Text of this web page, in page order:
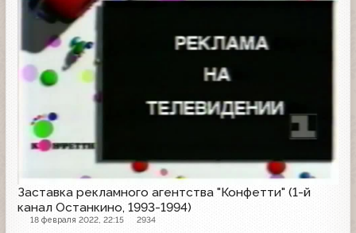
Заставка рекламного агентства "Конфетти" (1-й
канал Останкино, 1993-1994)
18 февраля 2022, 22:15 2934